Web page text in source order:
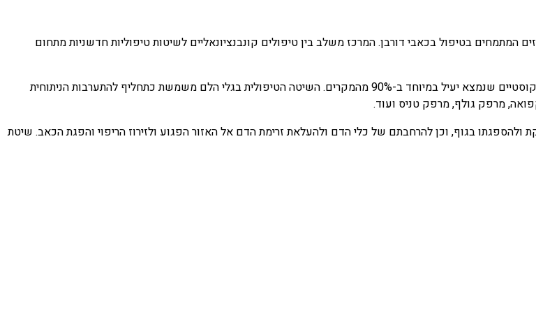
ד"ר דיין מהווה את אחד מן המרכזים המתמחים בטיפול בכאבי דורבן. המרכז משלב בין טיפולים קונבנציונאליים לשיטות טיפוליות חדשניות מתחום
המודל הטיפולי הייחודי של המרכז לבעיית הדורבן מורכב לרוב מטיפול באמצעות גלי הלם אקוסטיים שנמצא יעיל במיוחד ב-90% מהמקרים. השיטה הטיפולית בגלי הלם משמשת כתחליף להתערבות הניתוחית
מרפק גולף, מרפק טניס ועוד.
בגוף, וכן להרחבתם של כלי הדם ולהעלאת זרימת הדם אל האזור הפגוע ולזירוז הריפוי והפגת הכאב. שיטת